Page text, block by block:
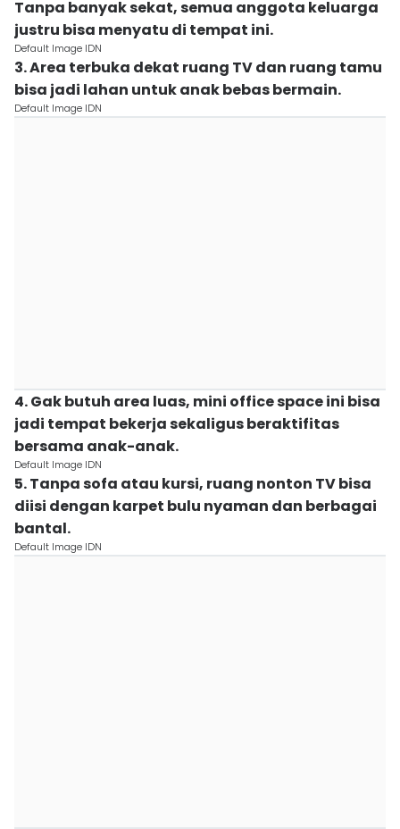
Tanpa banyak sekat, semua anggota keluarga
justru bisa menyatu di tempat ini.
Default Image IDN
3. Area terbuka dekat ruang TV dan ruang tamu
bisa jadi lahan untuk anak bebas bermain.
Default Image IDN
4. Gak butuh area luas, mini office space ini bisa
jadi tempat bekerja sekaligus beraktifitas
bersama anak-anak.
Default Image IDN
5. Tanpa sofa atau kursi, ruang nonton TV bisa
diisi dengan karpet bulu nyaman dan berbagai
bantal.
Default Image IDN